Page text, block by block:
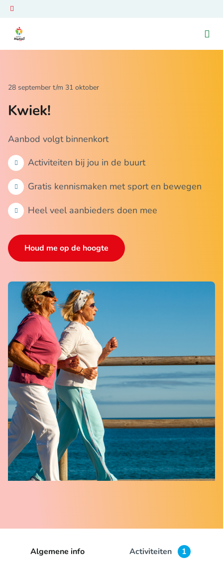
Ga naar de homepage van Venray Beweegt
28 september t/m 31 oktober
Kwiek!
Aanbod volgt binnenkort
Activiteiten bij jou in de buurt
Gratis kennismaken met sport en bewegen
Heel veel aanbieders doen mee
Houd me op de hoogte
Algemene info Activiteiten 1